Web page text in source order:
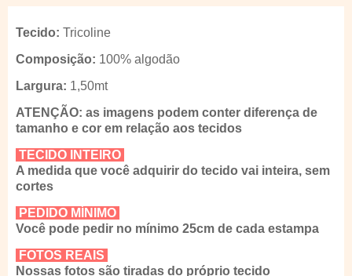
Tecido: Tricoline
Composição: 100% algodão
Largura: 1,50mt
ATENÇÃO: as imagens podem conter diferença de
tamanho e cor em relação aos tecidos
TECIDO INTEIRO
A medida que você adquirir do tecido vai inteira, sem
cortes
PEDIDO MÍNIMO
Você pode pedir no mínimo 25cm de cada estampa
FOTOS REAIS
Nossas fotos são tiradas do próprio tecido